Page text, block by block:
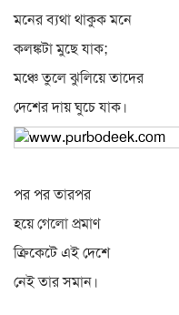
মনের ব্যথা থাকুক মনে
কলঙ্কটা মুছে যাক;
মঞ্চে তুলে ঝুলিয়ে তাদের
দেশের দায় ঘুচে যাক।
পর পর তারপর
হয়ে গেলো প্রমাণ
ক্রিকেটে এই দেশে
নেই তার সমান।